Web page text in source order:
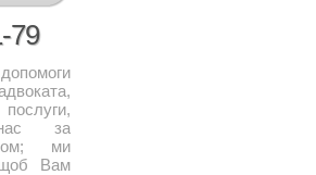
79
за
ми
Вам